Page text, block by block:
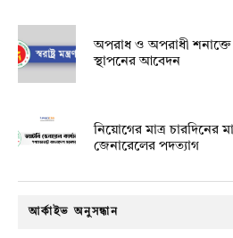
অপরাধ ও অপরাধী
স্থাপনের আবেদন
নিয়োগের মাত্র চারদিনের
জেনারেলের পদত্যাগ
আর্কাইভ অনুসন্ধান